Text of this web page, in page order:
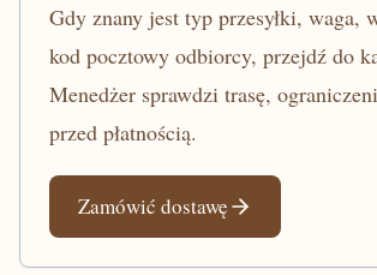
Gdy znany jest typ przesyłki, waga,
kod pocztowy odbiorcy, przejdź do
Menedżer sprawdzi trasę,
przed płatnością.
Zamówić dostawę